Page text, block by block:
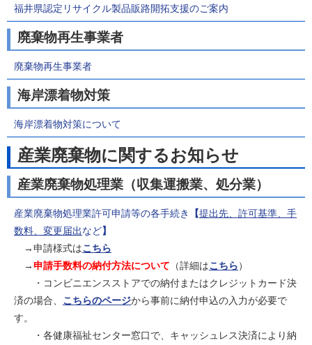
福井県認定リサイクル製品販路開拓支援のご案内
廃棄物再生事業者
廃棄物再生事業者
海岸漂着物対策
海岸漂着物対策について
産業廃棄物に関するお知らせ
産業廃棄物処理業（収集運搬業、処分業）
産業廃棄物処理業許可申請等の各手続き 【提出先、許可基準、手
数料、変更届出など】
→申請様式はこちら
→申請手数料の納付方法について （詳細はこちら）
・コンビニエンスストアでの納付またはクレジットカード決
済の場合、 こちらのページから事前に納付申込の入力が必要で
す。
・各健康福祉センター窓口で、キャッシュレス決済により納